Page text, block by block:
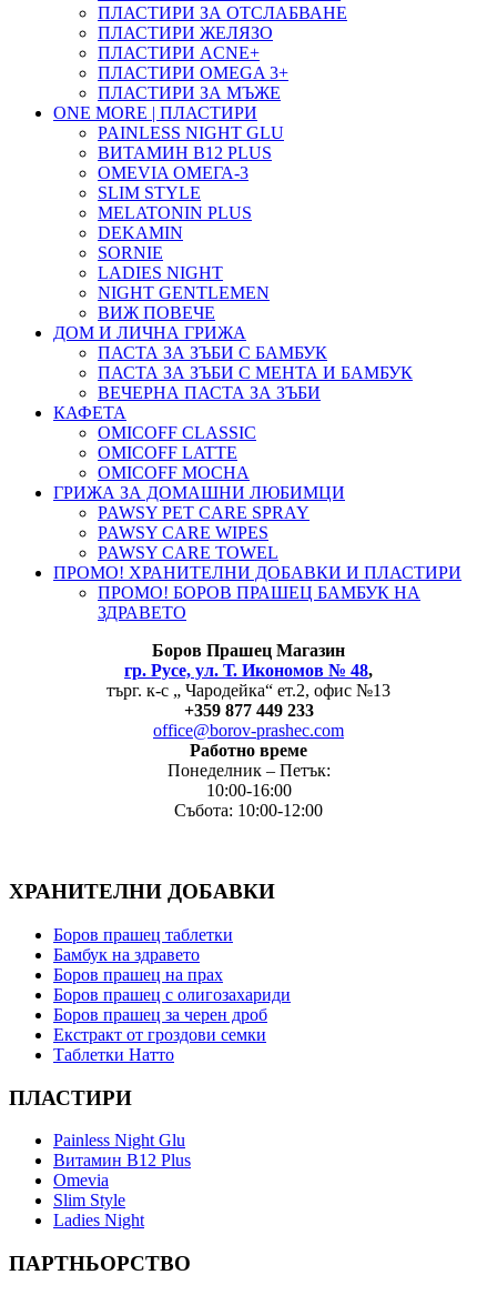
ПЛАСТИРИ ЗА ОТСЛАБВАНЕ
ПЛАСТИРИ ЖЕЛЯЗО
ПЛАСТИРИ ACNE+
ПЛАСТИРИ OMEGA 3+
ПЛАСТИРИ ЗА МЪЖЕ
ONE MORE | ПЛАСТИРИ
PAINLESS NIGHT GLU
ВИТАМИН B12 PLUS
ОMEVIA ОМЕГА-3
SLIM STYLE
MELATONIN PLUS
DEKAMIN
SORNIE
LADIES NIGHT
NIGHT GENTLEMEN
ВИЖ ПОВЕЧЕ
ДОМ И ЛИЧНА ГРИЖА
ПАСТА ЗА ЗЪБИ С БАМБУК
ПАСТА ЗА ЗЪБИ С МЕНТА И БАМБУК
ВЕЧЕРНА ПАСТА ЗА ЗЪБИ
КАФЕТА
OMICOFF CLASSIC
OMICOFF LATTE
OMICOFF MOCHA
ГРИЖА ЗА ДОМАШНИ ЛЮБИМЦИ
PAWSY PET CARE SPRAY
PAWSY CARE WIPES
PAWSY CARE TOWEL
ПРОМО! ХРАНИТЕЛНИ ДОБАВКИ И ПЛАСТИРИ
ПРОМО! БОРОВ ПРАШЕЦ БАМБУК НА
ЗДРАВЕТО
Боров Прашец Магазин
гр. Русе, ул. Т. Икономов № 48,
търг. к-с „ Чародейка“ ет.2, офис №13
+359 877 449 233
office@borov-prashec.com
Работно време
Понеделник – Петък:
10:00-16:00
Събота: 10:00-12:00
ХРАНИТЕЛНИ ДОБАВКИ
Боров прашец таблетки
Бамбук на здравето
Боров прашец на прах
Боров прашец с олигозахариди
Боров прашец за черен дроб
Екстракт от гроздови семки
Таблетки Натто
ПЛАСТИРИ
Painless Night Glu
Витамин B12 Plus
Оmevia
Slim Style
Ladies Night
ПАРТНЬОРСТВО